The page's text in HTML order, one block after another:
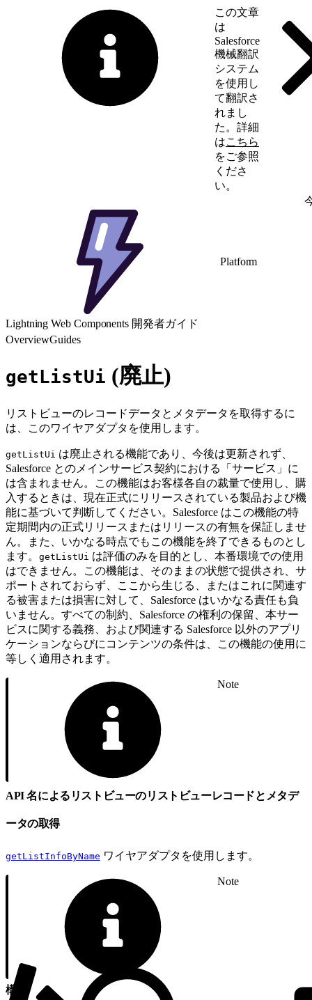
この文章
は
Salesforce
機械翻訳
システム
を使用し
て翻訳さ
れまし
た。詳細
はこちら
をご参照
くださ
い。
Platform
Lightning Web Components 開発者ガイド
OverviewGuides
getListUi (廃止)
リストビューのレコードデータとメタデータを取得するに
は、このワイヤアダプタを使用します。
getListUi は廃止される機能であり、今後は更新されず、
Salesforce とのメインサービス契約における「サービス」に
は含まれません。この機能はお客様各自の裁量で使用し、購
入するときは、現在正式にリリースされている製品および機
能に基づいて判断してください。Salesforce はこの機能の特
定期間内の正式リリースまたはリリースの有無を保証しませ
ん。また、いかなる時点でもこの機能を終了できるものとし
ます。 getListUi は評価のみを目的とし、本番環境での使用
はできません。この機能は、そのままの状態で提供され、サ
ポートされておらず、ここから生じる、またはこれに関連す
る被害または損害に対して、Salesforce はいかなる責任も負
いません。すべての制約、Salesforce の権利の保留、本サー
ビスに関する義務、および関連する Salesforce 以外のアプリ
ケーションならびにコンテンツの条件は、この機能の使用に
等しく適用されます。
Note
API 名によるリストビューのリストビューレコードとメタデ
ータの取得
getListInfoByName ワイヤアダプタを使用します。
Note
構文